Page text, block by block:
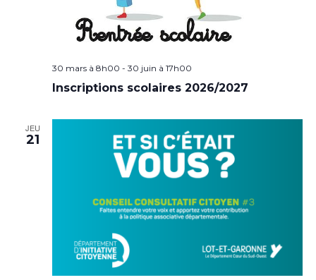
30 mars à 8h00 - 30 juin à 17h00
Inscriptions scolaires 2026/2027
JEU
21